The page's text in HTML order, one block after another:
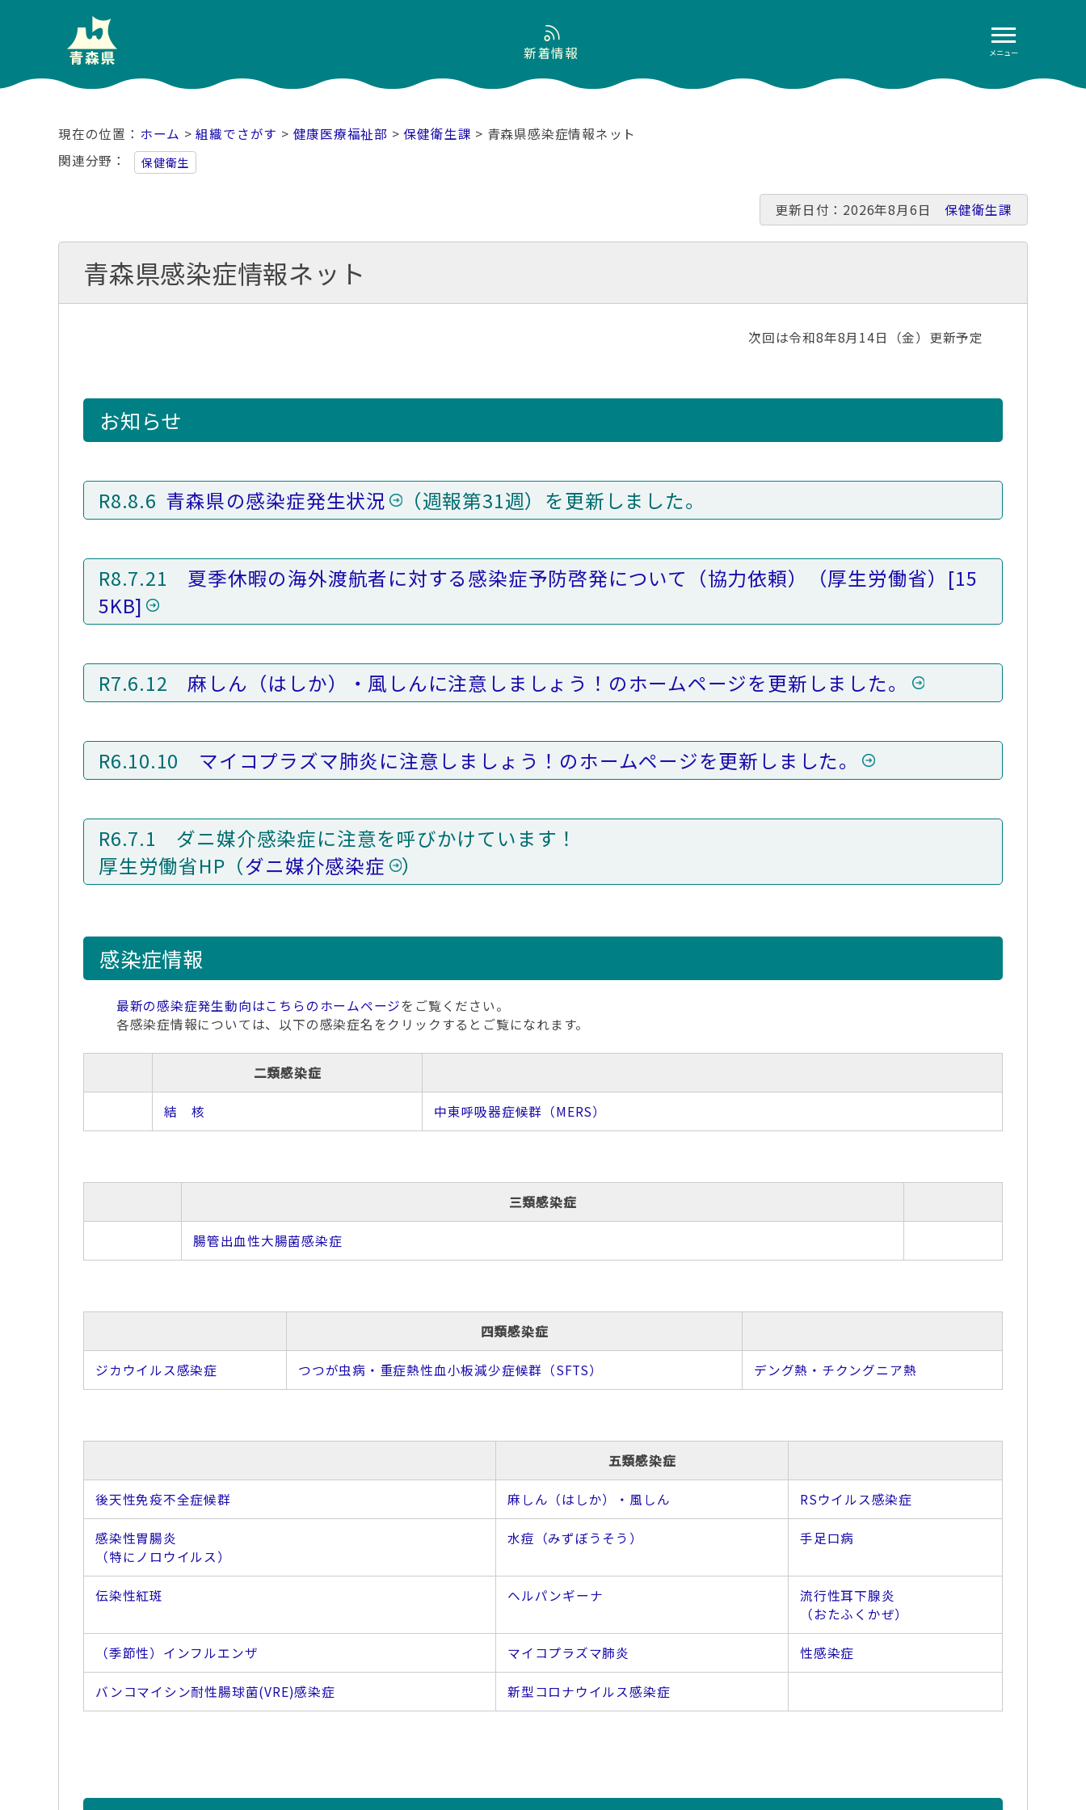
メニュー
新着情報
ホーム >組織でさがす > 健康医療福祉部 >保健衛生課 > 青森県感染症情報ネット
関連分野
保健衛生
更新日付：2026年8月6日保健衛生課
青森県感染症情報ネット
次回は令和8年8月14日（金）更新予定
お知らせ
R8.8.6 青森県の感染症発生状況 （週報第31週）を更新しました。
R8.7.21 夏季休暇の海外渡航者に対する感染症予防啓発について（協力依頼）（厚生労働省） [15
5KB]
R7.6.12麻しん（はしか）・風しんに注意しましょう！のホームページを更新しました。
R6.10.10 マイコプラズマ肺炎に注意しましょう！のホームページを更新しました。
R6.7.1 ダニ媒介感染症に注意を呼びかけています！
厚生労働省HP（ダニ媒介感染症 ）
感染症情報
最新の感染症発生動向はこちらのホームページをご覧ください。
各感染症情報については、以下の感染症名をクリックするとご覧になれます。
二類感染症
結 核 中東呼吸器症候群（MERS）
三類感染症
腸管出血性大腸菌感染症
四類感染症
ジカウイルス感染症 つつが虫病・重症熱性血小板減少症候群（SFTS） デング熱・チクングニア熱
五類感染症
後天性免疫不全症候群 麻しん（はしか）・風しん RSウイルス感染症
感染性胃腸炎
（特にノロウイルス）
水痘（みずぼうそう） 手足口病
伝染性紅斑 ヘルパンギーナ
流行性耳下腺炎
（おたふくかぜ）
（季節性）インフルエンザ マイコプラズマ肺炎 性感染症
バンコマイシン耐性腸球菌(VRE)感染症 新型コロナウイルス感染症